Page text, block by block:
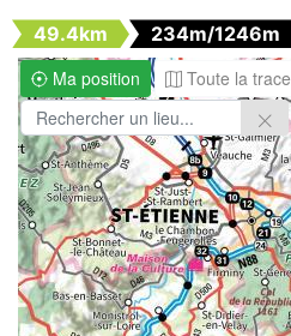
49.4km
234m/1246m
Ma position
Toute la trace